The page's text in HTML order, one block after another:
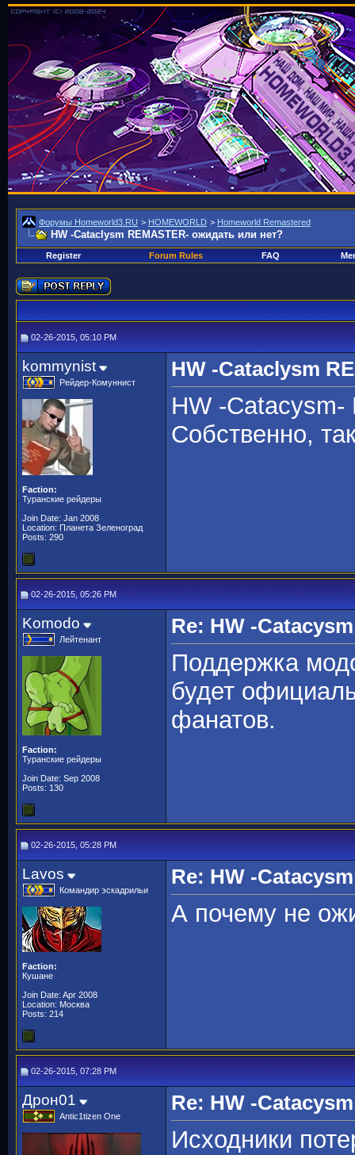
Форумы Homeworld3.RU > HOMEWORLD > Homeworld Remastered
HW -Cataclysm REMASTER- ожидать или нет?
Register Forum Rules FAQ
02-26-2015, 05:10 PM
kommynist
Рейдер-Комуннист
Faction:
Туранские рейдеры
Join Date: Jan 2008
Location: Планета Зеленоград
Posts: 290
HW -Cataclysm
HW -Catacysm-
Собственно,
02-26-2015, 05:26 PM
Komodo
Лейтенант
Faction:
Туранские рейдеры
Join Date: Sep 2008
Posts: 130
Re: HW -
Поддержка
будет
фанатов.
02-26-2015, 05:28 PM
Lavos
Командир эскадрильи
Faction:
Кушане
Join Date: Apr 2008
Location: Москва
Posts: 214
Re: HW -
А почему не
02-26-2015, 07:28 PM
Дрон01
Antic1tizen One
Re: HW -
Исходники